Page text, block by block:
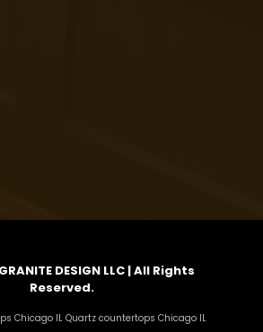
DESIGN LLC | All Rights
Reserved.
Chicago IL Quartz countertops Chicago IL